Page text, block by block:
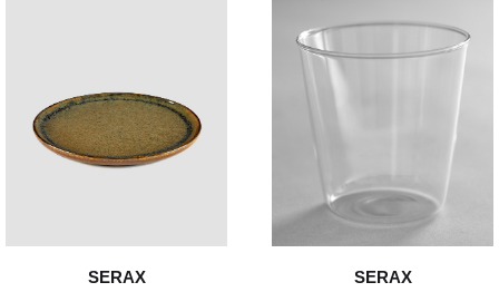
SERAX SERAX